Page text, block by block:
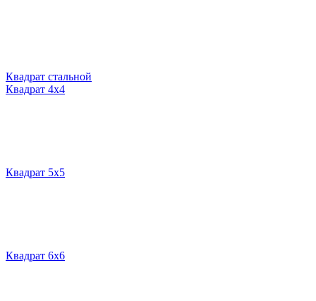
Квадрат стальной
Квадрат 4х4
Квадрат 5х5
Квадрат 6х6